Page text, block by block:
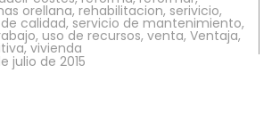
orellana,rehabilitacion, serivicio,
calidad, servicio de mantenimiento,
, uso de recursos, venta, Ventaja,
, vivienda
julio de 2015